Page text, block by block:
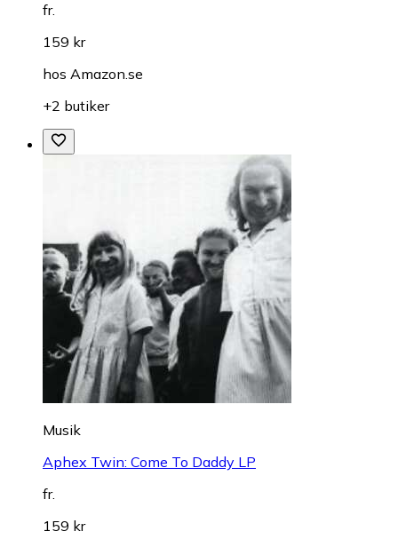
fr.
159 kr
hos Amazon.se
+2 butiker
Musik
Aphex Twin: Come To Daddy LP
fr.
159 kr